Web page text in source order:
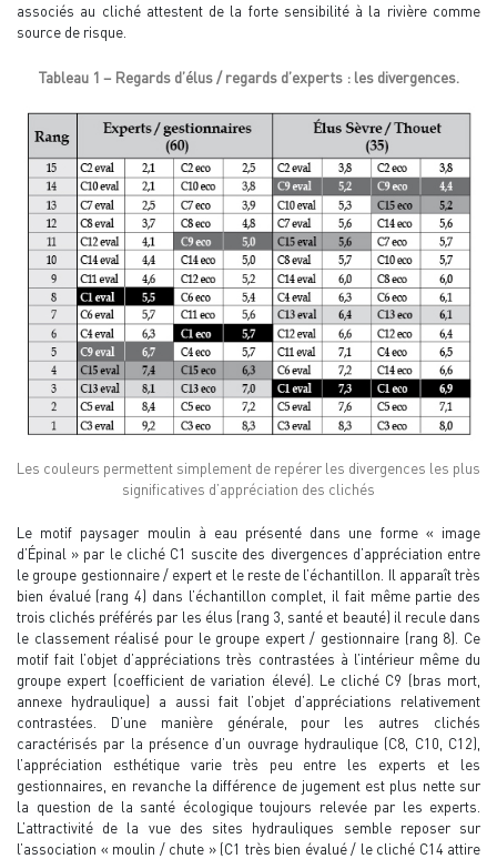
associés au cliché attestent de la forte sensibilité à la rivière comme
source de risque.
Tableau 1 – Regards d’élus / regards d’experts : les divergences.
Les couleurs permettent simplement de repérer les divergences les plus
significatives d’appréciation des clichés
Le motif paysager moulin à eau présenté dans une forme « image
d’Épinal » par le cliché C1 suscite des divergences d’appréciation entre
le groupe gestionnaire / expert et le reste de l’échantillon. Il apparaît très
bien évalué (rang 4) dans l’échantillon complet, il fait même partie des
trois clichés préférés par les élus (rang 3, santé et beauté) il recule dans
le classement réalisé pour le groupe expert / gestionnaire (rang 8). Ce
motif fait l’objet d’appréciations très contrastées à l’intérieur même du
groupe expert (coefficient de variation élevé). Le cliché C9 (bras mort,
annexe hydraulique) a aussi fait l’objet d’appréciations relativement
contrastées. D’une manière générale, pour les autres clichés
caractérisés par la présence d’un ouvrage hydraulique (C8, C10, C12),
l’appréciation esthétique varie très peu entre les experts et les
gestionnaires, en revanche la différence de jugement est plus nette sur
la question de la santé écologique toujours relevée par les experts.
L’attractivité de la vue des sites hydrauliques semble reposer sur
l’association « moulin / chute » (C1 très bien évalué / le cliché C14 attire